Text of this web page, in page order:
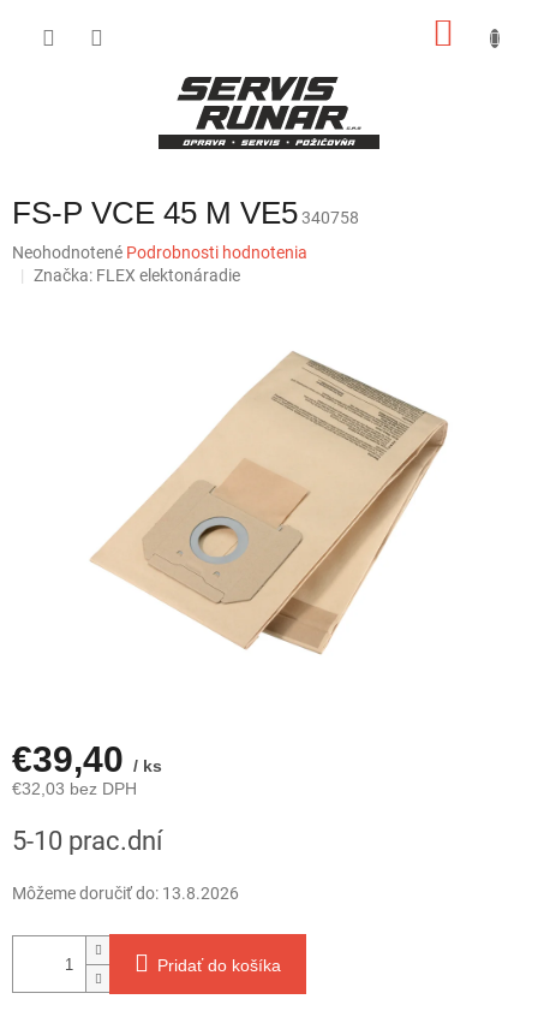
FS-P VCE 45 M VE5340758
Priemerné
hodnotenie
Neohodnotené Podrobnosti hodnotenia
Značka: FLEX elektonáradie
€39,40 / ks
€32,03 bez DPH
cena:
5-10 prac.dní
Môžeme doručiť do: 13.8.2026
Pridať do košíka